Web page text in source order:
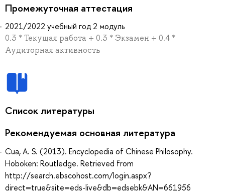
Промежуточная аттестация
2021/2022 учебный год 2 модуль
0.3 * Текущая работа + 0.3 * Экзамен + 0.4 *
Аудиторная активность
Список литературы
Рекомендуемая основная литература
Cua, A. S. (2013). Encyclopedia of Chinese Philosophy.
Hoboken: Routledge. Retrieved from
http://search.ebscohost.com/login.aspx?
direct=true&site=eds-live&db=edsebk&AN=661956